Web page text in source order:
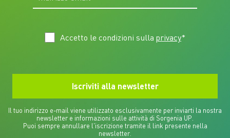
Accetto le condizioni sulla privacy*
Il tuo indirizzo e-mail viene utilizzato esclusivamente per inviarti la nostra
newsletter e informazioni sulle attività di Sorgenia UP.
Puoi sempre annullare l'iscrizione tramite il link presente nella
newsletter.